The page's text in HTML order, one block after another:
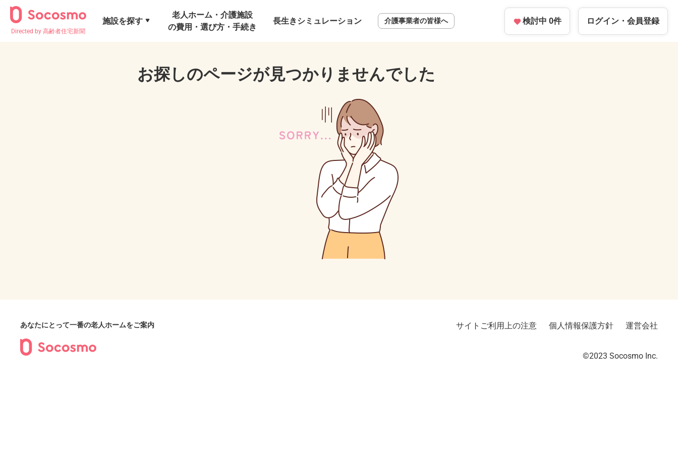
Directed by 高齢者住宅新聞
施設を探す
老人ホーム・介護施設
の費用・選び方・手続き
長生きシミュレーション 介護事業者の皆様へ 検討中 0件 ログイン・ 会員登録
お探しのページが見つかりませんでした
あなたにとって一番の老人ホームをご案内 サイトご利用上の注意 個人情報保護方針 運営会社
©2023︎ Socosmo Inc.